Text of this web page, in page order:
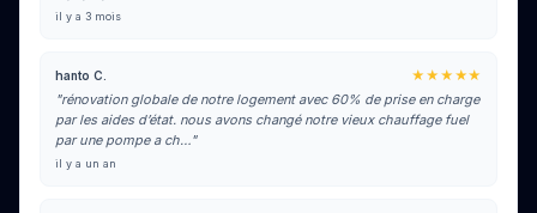
il y a 3 mois
hanto C.
★★★★★
"rénovation globale de notre logement avec 60% de prise en charge
par les aides d’état. nous avons changé notre vieux chauffage fuel
par une pompe a ch…"
il y a un an